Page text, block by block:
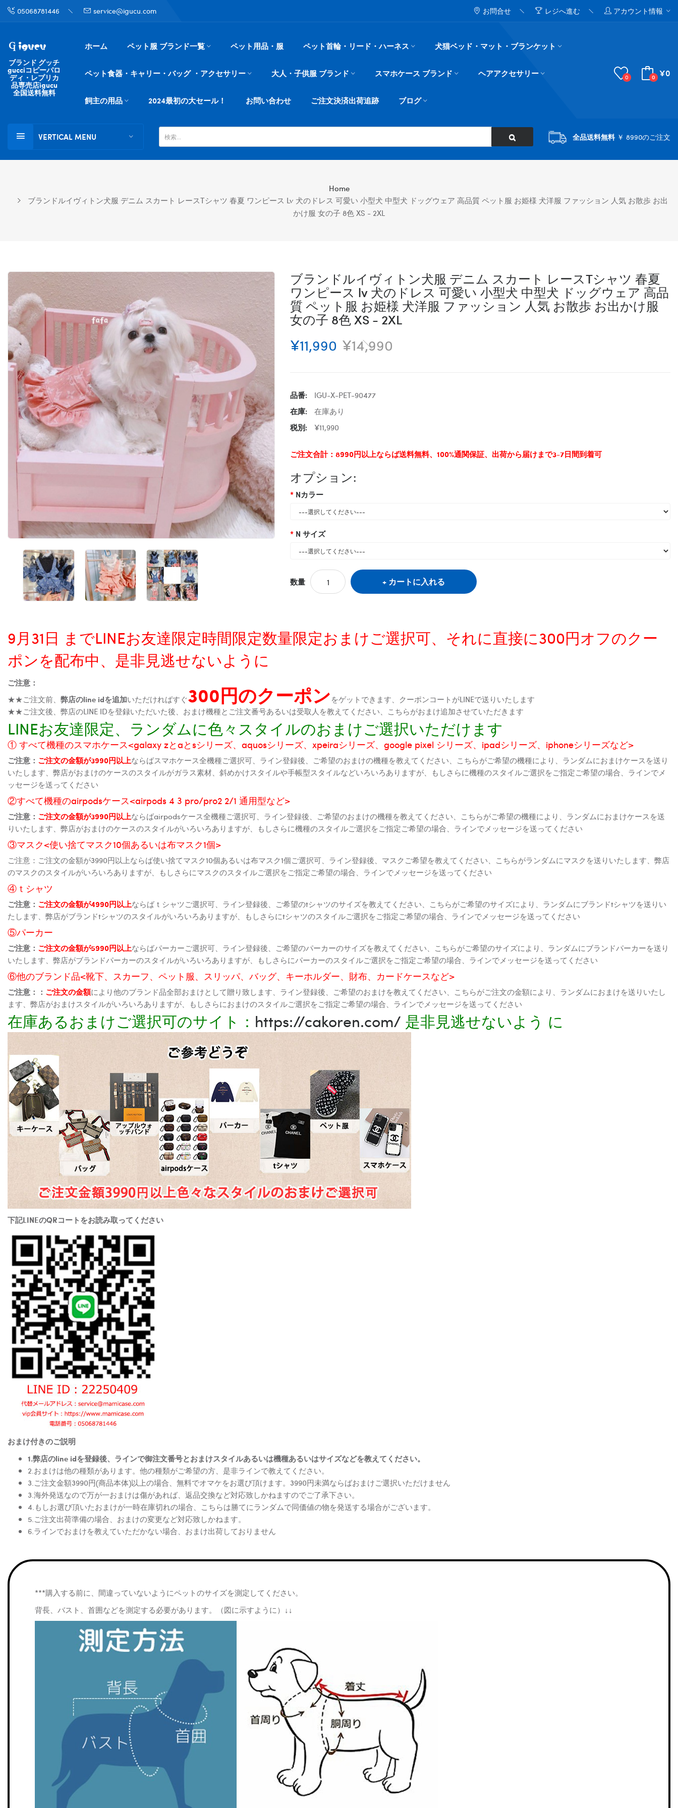
05068781446 service@igucu.com お問合せ レジへ進む アカウント情報
ブランド グッチ
gucciコピーパロ
ディ・レプリカ
品専売店igucu
全国送料無料
ホーム ペット服 ブランド一覧 ペット用品・服 ペット首輪・リード・ハーネス 犬猫ベッド・マット・ブランケット
ペット食器・キャリー・バッグ ・アクセサリー 大人・子供服 ブランド スマホケース ブランド ヘアアクセサリー
飼主の用品 2024最初の大セール！ お問い合わせ ご注文決済出荷追跡 ブログ
0 0 ¥0
VERTICAL MENU 全品送料無料￥ 8990のご注文
Home
ブランドルイヴィトン犬服 デニム スカート レースTシャツ 春夏 ワンピース Lv 犬のドレス 可愛い 小型犬 中型犬 ドッグウェア 高品質 ペット服 お姫様 犬洋服 ファッション 人気 お散歩 お出
かけ服 女の子 8色 XS - 2XL
ブランドルイヴィトン犬服 デニム スカート レースTシャツ 春夏
ワンピース lv 犬のドレス 可愛い 小型犬 中型犬 ドッグウェア 高品
質 ペット服 お姫様 犬洋服 ファッション 人気 お散歩 お出かけ服
女の子 8色 XS - 2XL
¥11,990 ¥14,990
品番:
IGU-X-PET-90477
在庫:
在庫あり
税別:
¥11,990
ご注文合計：8990円以上ならば送料無料、100%通関保証、出荷から届けまで3-7日間到着可
オプション:
Nカラー
N サイズ
数量 カートに入れる
9月31日 までLINEお友達限定時間限定数量限定おまけご選択可、それに直接に300円オフのクー
ポンを配布中、是非見逃せないように
ご注意：
★★ご注文前、 弊店のline idを追加いただければすぐ300円のクーポンをゲットできます、クーポンコートがLINEで送りいたします
★★ご注文後、弊店のLINE IDを登録いただいた後、おまけ機種とご注文番号あるいは受取人を教えてください、こちらがおまけ追加させていただきます
LINEお友達限定、ランダムに色々スタイルのおまけご選択いただけます
① すべて機種のスマホケース<galaxy zとaとsシリーズ、aquosシリーズ、xpeiraシリーズ、google pixel シリーズ、ipadシリーズ、iphoneシリーズなど>
ご注意： ご注文の金額が3990円以上ならばスマホケース全機種ご選択可、ライン登録後、ご希望のおまけの機種を教えてください、こちらがご希望の機種により、ランダムにおまけケースを送り
いたします、弊店がおまけのケースのスタイルがガラス素材、斜めかけスタイルや手帳型スタイルなどいろいろありますが、もしさらに機種のスタイルご選択をご指定ご希望の場合、ラインでメ
ッセージを送ってください
②すべて機種のairpodsケース<airpods 4 3 pro/pro2 2/1 通用型など>
ご注意： ご注文の金額が3990円以上ならばairpodsケース全機種ご選択可、ライン登録後、ご希望のおまけの機種を教えてください、こちらがご希望の機種により、ランダムにおまけケースを送
りいたします、弊店がおまけのケースのスタイルがいろいろありますが、もしさらに機種のスタイルご選択をご指定ご希望の場合、ラインでメッセージを送ってください
③マスク<使い捨てマスク10個あるいは布マスク1個>
ご注意：ご注文の金額が3990円以上ならば使い捨てマスク10個あるいは布マスク1個ご選択可、ライン登録後、マスクご希望を教えてください、こちらがランダムにマスクを送りいたします、弊店
のマスクのスタイルがいろいろありますが、もしさらにマスクのスタイルご選択をご指定ご希望の場合、ラインでメッセージを送ってください
④ｔシャツ
ご注意： ご注文の金額が4990円以上ならばｔシャツご選択可、ライン登録後、ご希望のtシャツのサイズを教えてください、こちらがご希望のサイズにより、ランダムにブランドtシャツを送りい
たします、弊店がブランドtシャツのスタイルがいろいろありますが、もしさらにtシャツのスタイルご選択をご指定ご希望の場合、ラインでメッセージを送ってください
⑤パーカー
ご注意： ご注文の金額が5990円以上ならばパーカーご選択可、ライン登録後、ご希望のパーカーのサイズを教えてください、こちらがご希望のサイズにより、ランダムにブランドパーカーを送り
いたします、弊店がブランドパーカーのスタイルがいろいろありますが、もしさらにパーカーのスタイルご選択をご指定ご希望の場合、ラインでメッセージを送ってください
⑥他のブランド品<靴下、スカーフ、ペット服、スリッパ、バッグ、キーホルダー、財布、カードケースなど>
ご注意：： ご注文の金額により他のブランド品全部おまけとして贈り致します、ライン登録後、ご希望のおまけを教えてください、こちらがご注文の金額により、ランダムにおまけを送りいたし
ます、弊店がおまけスタイルがいろいろありますが、もしさらにおまけのスタイルご選択をご指定ご希望の場合、ラインでメッセージを送ってください
在庫あるおまけご選択可のサイト： https://cakoren.com/ 是非見逃せないよう に
下記LINEのQRコートをお読み取ってください
おまけ付きのご説明
1.弊店のline idを登録後、ラインで御注文番号とおまけスタイルあるいは機種あるいはサイズなどを教えてください。
2.おまけは他の種類があります。他の種類がご希望の方、是非ラインで教えてください。
3.ご注文金額3990円(商品本体)以上の場合、無料でオマケをお選び頂けます。3990円未満ならばおまけご選択いただけません
3.海外発送なので万が一おまけは傷があれば、返品交換など対応致しかねますのでご了承下さい。
4.もしお選び頂いたおまけが一時在庫切れの場合、こちらは勝てにランダムで同価値の物を発送する場合がございます。
5.ご注文出荷準備の場合、おまけの変更など対応致しかねます。
6.ラインでおまけを教えていただかない場合、おまけ出荷しておりません
***購入する前に、間違っていないようにペットのサイズを測定してください。
背長、バスト、首囲などを測定する必要があります。（図に示すように）↓↓